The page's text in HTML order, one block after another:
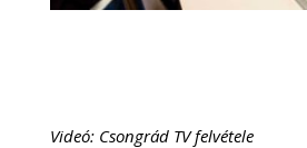
Videó: Csongrád TV felvétele